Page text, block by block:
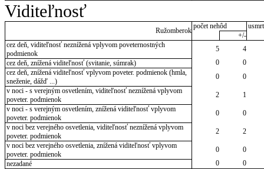
Viditeľnosť
Ružomberok
počet nehôd
+/-
cez deň, viditeľnosť neznížená vplyvom poveternostných
podmienok
5
4
cez deň, znížená viditeľnosť (svitanie, súmrak)
0
0
cez deň, znížená viditeľnosť vplyvom poveter. podmienok (hmla,
sneženie, dážď ...)
0
0
v noci - s verejným osvetlením, viditeľnosť neznížená vplyvom
poveter. podmienok
2
1
v noci - s verejným osvetlením, znížená viditeľnosť vplyvom
poveter. podmienok
0
0
v noci bez verejného osvetlenia, viditeľnosť neznížená vplyvom
poveter. podmienok
2
2
v noci bez verejného osvetlenia, znížená viditeľnosť vplyvom
poveter. podmienok
0
0
nezadané
0 0